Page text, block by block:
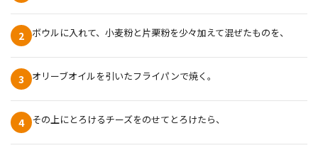
2 ボウルに入れて、小麦粉と片栗粉を少々加えて混ぜたものを、
3 オリーブオイルを引いたフライパンで焼く。
4 その上にとろけるチーズをのせてとろけたら、